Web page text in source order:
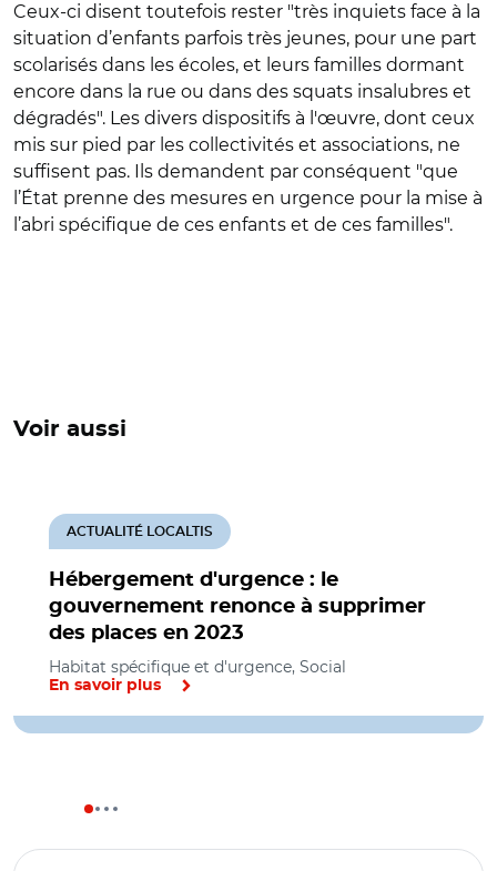
Ceux-ci disent toutefois rester "très inquiets face à la
situation d’enfants parfois très jeunes, pour une part
scolarisés dans les écoles, et leurs familles dormant
encore dans la rue ou dans des squats insalubres et
dégradés". Les divers dispositifs à l'œuvre, dont ceux
mis sur pied par les collectivités et associations, ne
suffisent pas. Ils demandent par conséquent "que
l’État prenne des mesures en urgence pour la mise à
l’abri spécifique de ces enfants et de ces familles".
Voir aussi
Hébergement d'urgence : le
gouvernement renonce à supprimer
des places en 2023
ACTUALITÉ LOCALTIS
Habitat spécifique et d'urgence, Social
En savoir plus